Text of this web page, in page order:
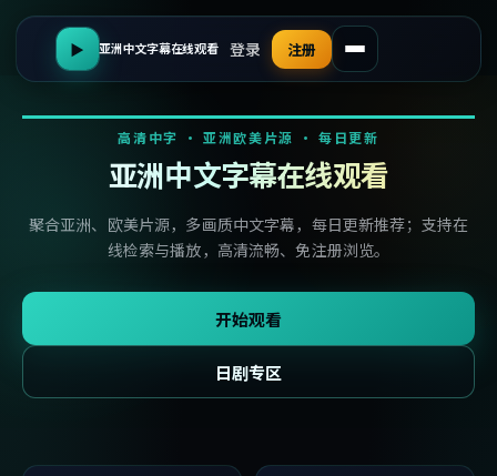
▶ 亚洲中文字幕在线观看 登录 注册
高清中字 · 亚洲欧美片源 · 每日更新
亚洲中文字幕在线观看
聚合亚洲、欧美片源，多画质中文字幕，每日更新推荐；支持在
线检索与播放，高清流畅、免注册浏览。
开始观看
日剧专区